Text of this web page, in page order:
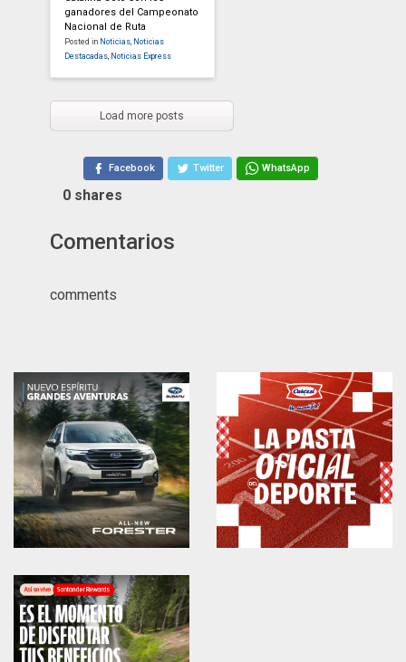
ganadores del Campeonato
Nacional de Ruta
Posted in Noticias Noticias
Destacadas Noticias Express
Load more posts
Facebook Twitter WhatsApp
0 shares
Comentarios
comments